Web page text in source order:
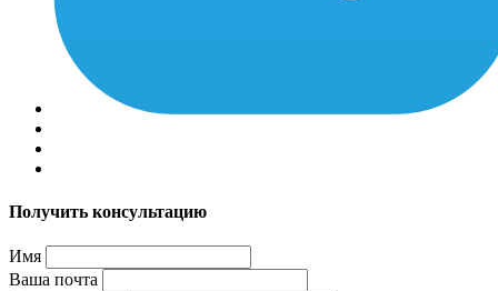
Получить консультацию
Имя
Ваша почта